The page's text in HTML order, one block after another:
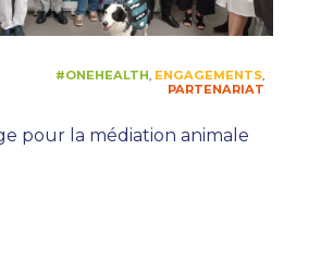
pour la médiation animale